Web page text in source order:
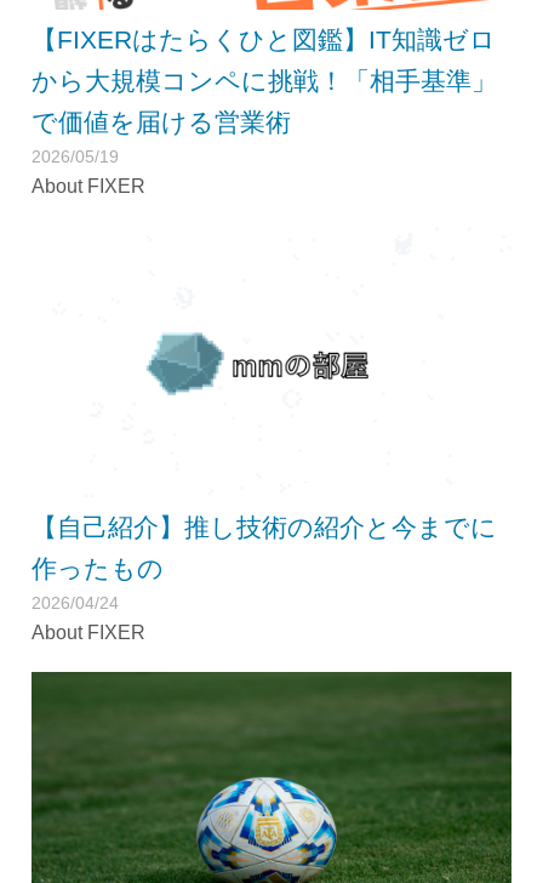
【FIXERはたらくひと図鑑】IT知識ゼロ
から大規模コンペに挑戦！「相手基準」
で価値を届ける営業術
2026/05/19
About FIXER
【自己紹介】推し技術の紹介と今までに
作ったもの
2026/04/24
About FIXER